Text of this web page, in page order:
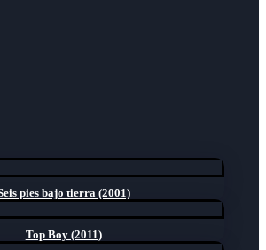
pies bajo tierra (2001)
Top Boy (2011)